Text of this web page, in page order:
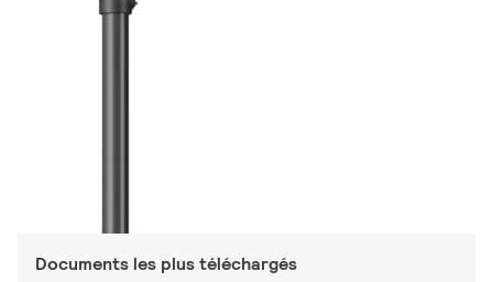
Documents les plus téléchargés